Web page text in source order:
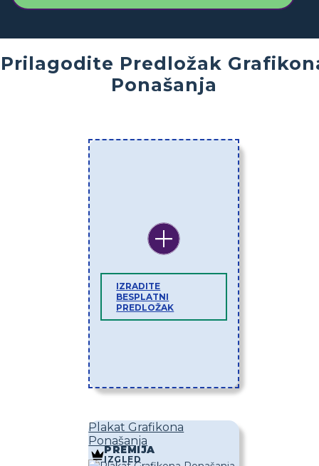
Prilagodite Predložak
Ponašanja
IZRADITE
BESPLATNI
PREDLOŽAK
Plakat Grafikona
Ponašanja
PREMIJA
IZGLED